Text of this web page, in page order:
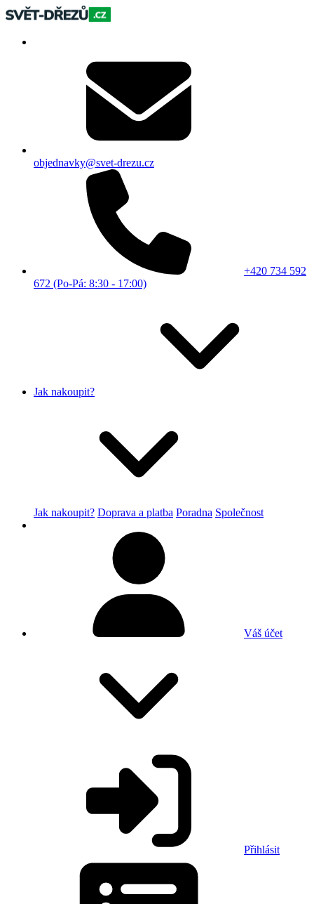
objednavky@svet-drezu.cz
+420 734 592
672 (Po-Pá: 8:30 - 17:00)
Jak nakoupit?
Jak nakoupit? Doprava a platba Poradna Společnost
Váš účet
Přihlásit